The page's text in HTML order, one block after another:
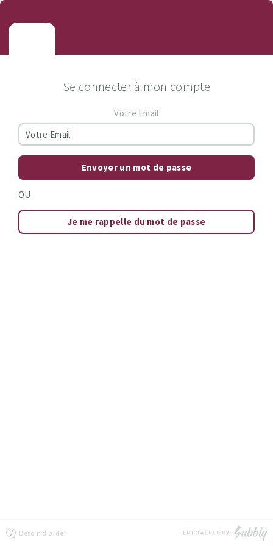
Se connecter à mon compte
Votre Email
Envoyer un mot de passe
OU
Je me rappelle du mot de passe
Besoin d'aide?